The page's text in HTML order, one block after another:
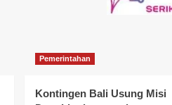
Pemerintahan
Kontingen Bali Usung Misi